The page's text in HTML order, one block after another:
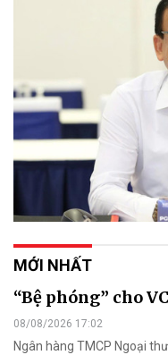
MỚI NHẤT
“Bệ phóng” cho
08/08/2026 17:02
Ngân hàng TMCP Ngoại